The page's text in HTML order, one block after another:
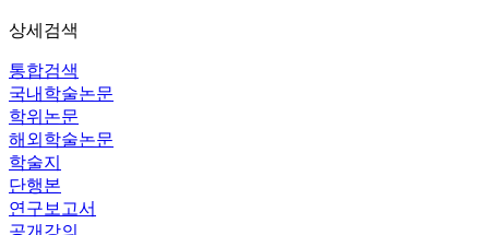
상세검색
통합검색
국내학술논문
학위논문
해외학술논문
학술지
단행본
연구보고서
공개강의